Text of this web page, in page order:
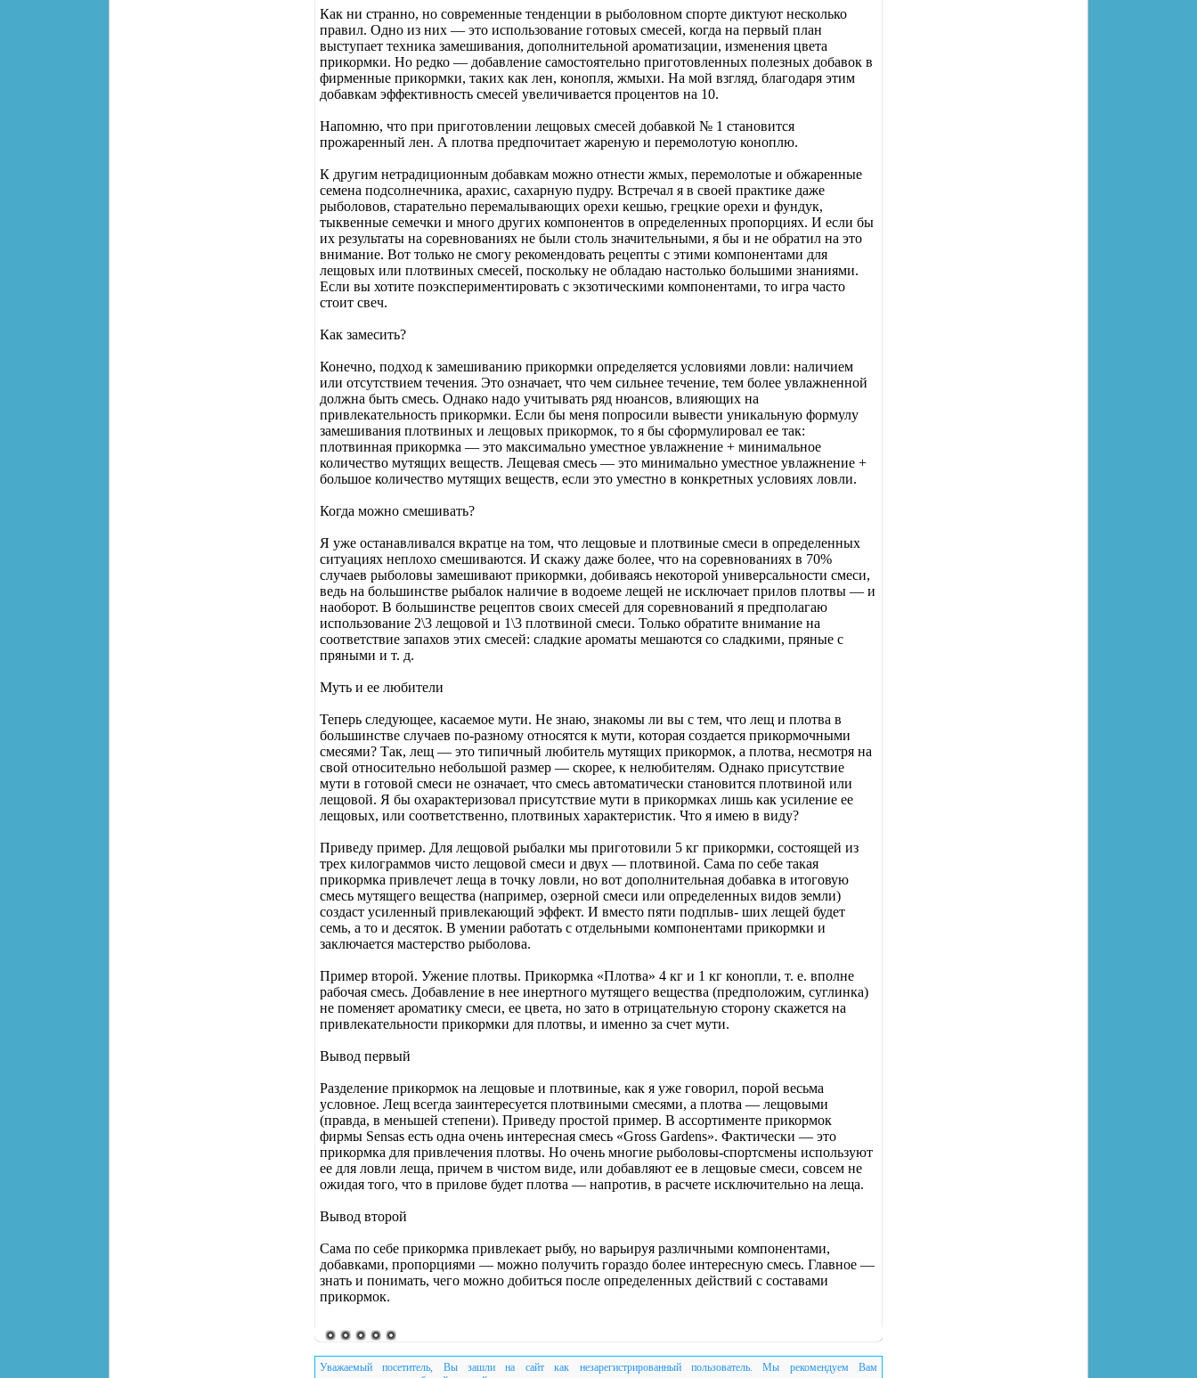
Как ни странно, но современные тенденции в рыболовном спорте диктуют несколько
правил. Одно из них — это использование готовых смесей, когда на первый план
выступает техника замешивания, дополнительной ароматизации, изменения цвета
прикормки. Но редко — добавление самостоятельно приготовленных полезных добавок в
фирменные прикормки, таких как лен, конопля, жмыхи. На мой взгляд, благодаря этим
добавкам эффективность смесей увеличивается процентов на 10.
Напомню, что при приготовлении лещовых смесей добавкой № 1 становится
прожаренный лен. А плотва предпочитает жареную и перемолотую коноплю.
К другим нетрадиционным добавкам можно отнести жмых, перемолотые и обжаренные
семена подсолнечника, арахис, сахарную пудру. Встречал я в своей практике даже
рыболовов, старательно перемалывающих орехи кешью, грецкие орехи и фундук,
тыквенные семечки и много других компонентов в определенных пропорциях. И если бы
их результаты на соревнованиях не были столь значительными, я бы и не обратил на это
внимание. Вот только не смогу рекомендовать рецепты с этими компонентами для
лещовых или плотвиных смесей, поскольку не обладаю настолько большими знаниями.
Если вы хотите поэкспериментировать с экзотическими компонентами, то игра часто
стоит свеч.
Как замесить?
Конечно, подход к замешиванию прикормки определяется условиями ловли: наличием
или отсутствием течения. Это означает, что чем сильнее течение, тем более увлажненной
должна быть смесь. Однако надо учитывать ряд нюансов, влияющих на
привлекательность прикормки. Если бы меня попросили вывести уникальную формулу
замешивания плотвиных и лещовых прикормок, то я бы сформулировал ее так:
плотвинная прикормка — это максимально уместное увлажнение + минимальное
количество мутящих веществ. Лещевая смесь — это минимально уместное увлажнение +
большое количество мутящих веществ, если это уместно в конкретных условиях ловли.
Когда можно смешивать?
Я уже останавливался вкратце на том, что лещовые и плотвиные смеси в определенных
ситуациях неплохо смешиваются. И скажу даже более, что на соревнованиях в 70%
случаев рыболовы замешивают прикормки, добиваясь некоторой универсальности смеси,
ведь на большинстве рыбалок наличие в водоеме лещей не исключает прилов плотвы — и
наоборот. В большинстве рецептов своих смесей для соревнований я предполагаю
использование 2\3 лещовой и 1\3 плотвиной смеси. Только обратите внимание на
соответствие запахов этих смесей: сладкие ароматы мешаются со сладкими, пряные с
пряными и т. д.
Муть и ее любители
Теперь следующее, касаемое мути. Не знаю, знакомы ли вы с тем, что лещ и плотва в
большинстве случаев по-разному относятся к мути, которая создается прикормочными
смесями? Так, лещ — это типичный любитель мутящих прикормок, а плотва, несмотря на
свой относительно небольшой размер — скорее, к нелюбителям. Однако присутствие
мути в готовой смеси не означает, что смесь автоматически становится плотвиной или
лещовой. Я бы охарактеризовал присутствие мути в прикормках лишь как усиление ее
лещовых, или соответственно, плотвиных характеристик. Что я имею в виду?
Приведу пример. Для лещовой рыбалки мы приготовили 5 кг прикормки, состоящей из
трех килограммов чисто лещовой смеси и двух — плотвиной. Сама по себе такая
прикормка привлечет леща в точку ловли, но вот дополнительная добавка в итоговую
смесь мутящего вещества (например, озерной смеси или определенных видов земли)
создаст усиленный привлекающий эффект. И вместо пяти подплыв- ших лещей будет
семь, а то и десяток. В умении работать с отдельными компонентами прикормки и
заключается мастерство рыболова.
Пример второй. Ужение плотвы. Прикормка «Плотва» 4 кг и 1 кг конопли, т. е. вполне
рабочая смесь. Добавление в нее инертного мутящего вещества (предположим, суглинка)
не поменяет ароматику смеси, ее цвета, но зато в отрицательную сторону скажется на
привлекательности прикормки для плотвы, и именно за счет мути.
Вывод первый
Разделение прикормок на лещовые и плотвиные, как я уже говорил, порой весьма
условное. Лещ всегда заинтересуется плотвиными смесями, а плотва — лещовыми
(правда, в меньшей степени). Приведу простой пример. В ассортименте прикормок
фирмы Sensas есть одна очень интересная смесь «Gross Gardens». Фактически — это
прикормка для привлечения плотвы. Но очень многие рыболовы-спортсмены используют
ее для ловли леща, причем в чистом виде, или добавляют ее в лещовые смеси, совсем не
ожидая того, что в прилове будет плотва — напротив, в расчете исключительно на леща.
Вывод второй
Сама по себе прикормка привлекает рыбу, но варьируя различными компонентами,
добавками, пропорциями — можно получить гораздо более интересную смесь. Главное —
знать и понимать, чего можно добиться после определенных действий с составами
прикормок.
Уважаемый посетитель, Вы зашли на сайт как незарегистрированный пользователь. Мы рекомендуем Вам